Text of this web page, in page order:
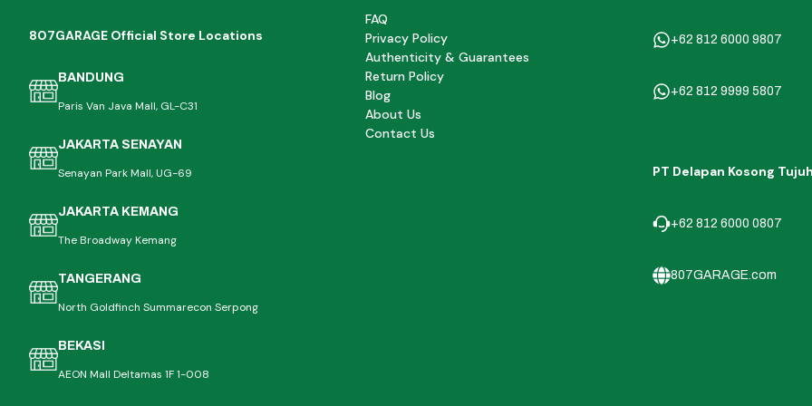
807GARAGE Official Store Locations
BANDUNG
Paris Van Java Mall, GL-C31
JAKARTA SENAYAN
Senayan Park Mall, UG-69
JAKARTA KEMANG
The Broadway Kemang
TANGERANG
North Goldfinch Summarecon Serpong
BEKASI
AEON Mall Deltamas 1F 1-008
FAQ
Privacy Policy
Authenticity & Guarantees
Return Policy
Blog
About Us
Contact Us
+62 812 6000 9807
+62 812 9999 5807
PT Delapan Kosong
+62 812 6000 0807
807GARAGE.com